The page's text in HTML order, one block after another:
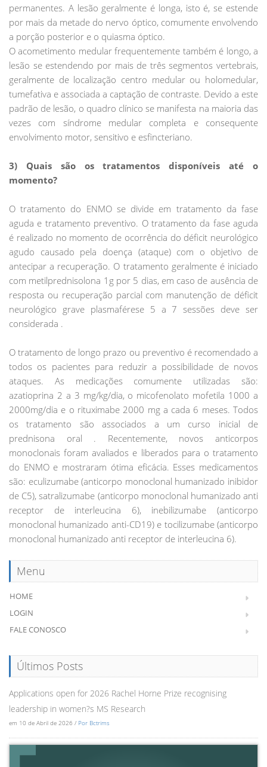
permanentes. A lesão geralmente é longa, isto é, se estende
por mais da metade do nervo óptico, comumente envolvendo
a porção posterior e o quiasma óptico.
O acometimento medular frequentemente também é longo, a
lesão se estendendo por mais de três segmentos vertebrais,
geralmente de localização centro medular ou holomedular,
tumefativa e associada a captação de contraste. Devido a este
padrão de lesão, o quadro clínico se manifesta na maioria das
vezes com síndrome medular completa e consequente
envolvimento motor, sensitivo e esfincteriano.
3) Quais são os tratamentos disponíveis até o
momento?
O tratamento do ENMO se divide em tratamento da fase
aguda e tratamento preventivo. O tratamento da fase aguda
é realizado no momento de ocorrência do déficit neurológico
agudo causado pela doença (ataque) com o objetivo de
antecipar a recuperação. O tratamento geralmente é iniciado
com metilprednisolona 1g por 5 dias, em caso de ausência de
resposta ou recuperação parcial com manutenção de déficit
neurológico grave plasmaférese 5 a 7 sessões deve ser
considerada .
O tratamento de longo prazo ou preventivo é recomendado a
todos os pacientes para reduzir a possibilidade de novos
ataques. As medicações comumente utilizadas são:
azatioprina 2 a 3 mg/kg/dia, o micofenolato mofetila 1000 a
2000mg/dia e o rituximabe 2000 mg a cada 6 meses. Todos
os tratamento são associados a um curso inicial de
prednisona oral . Recentemente, novos anticorpos
monoclonais foram avaliados e liberados para o tratamento
do ENMO e mostraram ótima eficácia. Esses medicamentos
são: eculizumabe (anticorpo monoclonal humanizado inibidor
de C5), satralizumabe (anticorpo monoclonal humanizado anti
receptor de interleucina 6), inebilizumabe (anticorpo
monoclonal humanizado anti-CD19) e tocilizumabe (anticorpo
monoclonal humanizado anti receptor de interleucina 6).
Menu
HOME
LOGIN
FALE CONOSCO
Últimos Posts
Applications open for 2026 Rachel Horne Prize recognising
leadership in women?s MS Research
em 10 de Abril de 2026 / Por Bctrims